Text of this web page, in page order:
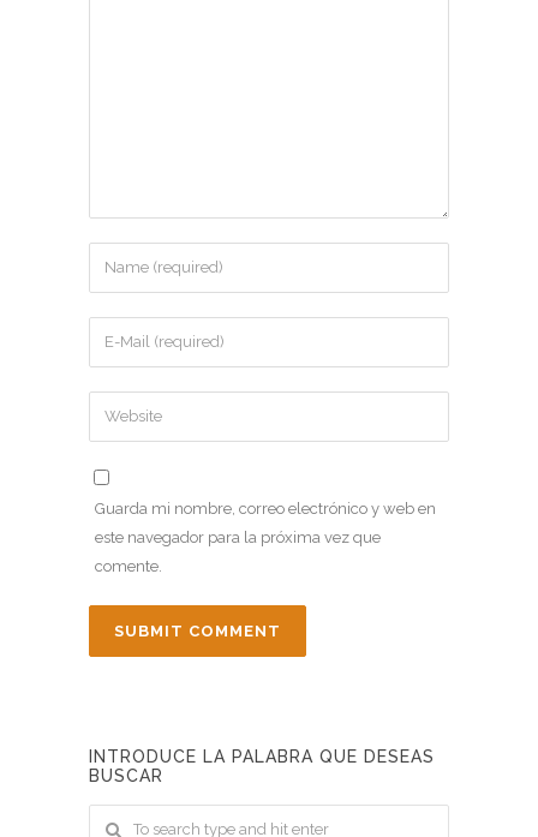
Guarda mi nombre, correo electrónico y web en
este navegador para la próxima vez que
comente.
INTRODUCE LA PALABRA QUE DESEAS
BUSCAR